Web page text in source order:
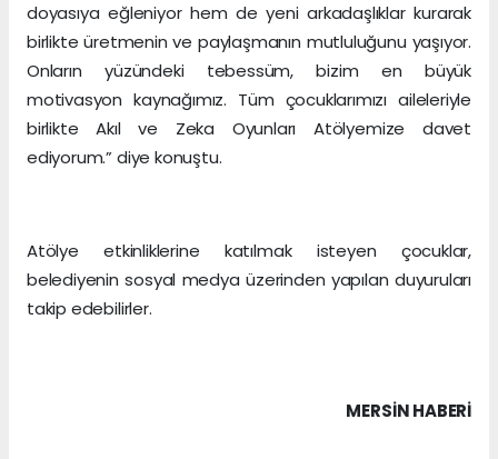
doyasıya eğleniyor hem de yeni arkadaşlıklar kurarak
birlikte üretmenin ve paylaşmanın mutluluğunu yaşıyor.
Onların yüzündeki tebessüm, bizim en büyük
motivasyon kaynağımız. Tüm çocuklarımızı aileleriyle
birlikte Akıl ve Zeka Oyunları Atölyemize davet
ediyorum.” diye konuştu.
Atölye etkinliklerine katılmak isteyen çocuklar,
belediyenin sosyal medya üzerinden yapılan duyuruları
takip edebilirler.
MERSIN HABERİ